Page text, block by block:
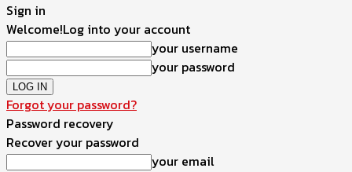
Sign in
Welcome!Log into your account
your username
your password
Forgot your password?
Password recovery
Recover your password
your email